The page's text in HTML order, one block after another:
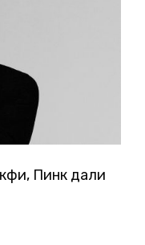
Пинк дали